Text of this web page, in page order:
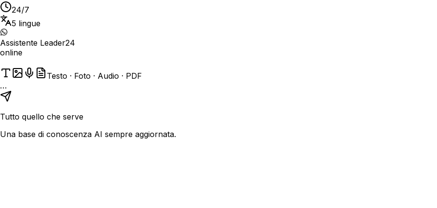
24/7
5 lingue
Assistente Leader24
online
Testo · Foto · Audio · PDF
…
Tutto quello che serve
Una base di conoscenza AI sempre aggiornata.